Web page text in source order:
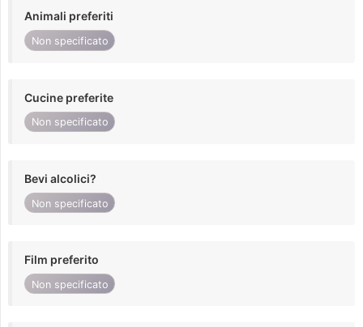
Animali preferiti
Non specificato
Cucine preferite
Non specificato
Bevi alcolici?
Non specificato
Film preferito
Non specificato